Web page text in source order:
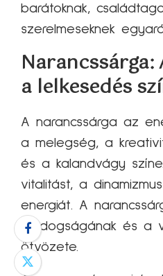
barátoknak,
szerelmeseknek
Narancssárga:
a lelkesedés
A narancssárga az
a melegség, a
és a kalandvágy
vitalitást, a
energiát. A
boldogságának és a
ötvözete.